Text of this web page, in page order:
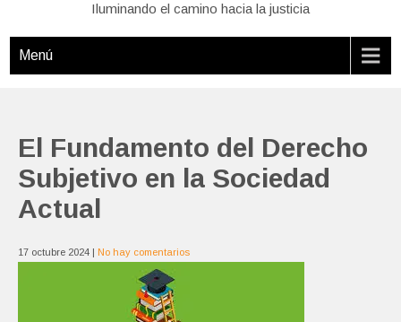
Iluminando el camino hacia la justicia
Menú
El Fundamento del Derecho
Subjetivo en la Sociedad
Actual
17 octubre 2024 | No hay comentarios